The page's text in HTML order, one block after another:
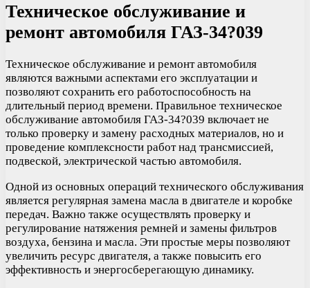
Техническое обслуживание и
ремонт автомобиля ГАЗ-34?039
Техническое обслуживание и ремонт автомобиля
являются важными аспектами его эксплуатации и
позволяют сохранить его работоспособность на
длительный период времени. Правильное техническое
обслуживание автомобиля ГАЗ-34?039 включает не
только проверку и замену расходных материалов, но и
проведение комплексности работ над трансмиссией,
подвеской, электрической частью автомобиля.
Одной из основных операций технического обслуживания
является регулярная замена масла в двигателе и коробке
передач. Важно также осуществлять проверку и
регулирование натяжения ремней и замены фильтров
воздуха, бензина и масла. Эти простые меры позволяют
увеличить ресурс двигателя, а также повысить его
эффективность и энергосберегающую динамику.